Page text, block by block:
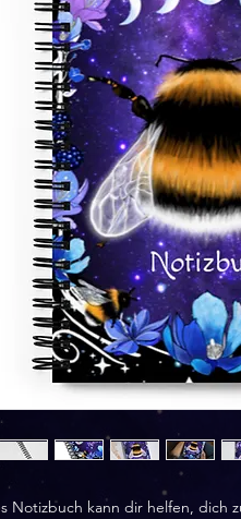
Notizbuch kann dir helfen, dich